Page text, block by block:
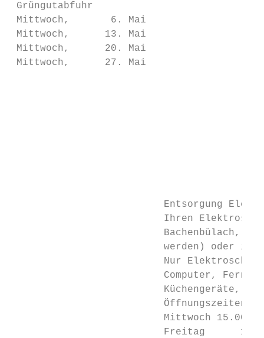
Grüngutabfuhr
Mittwoch,       6. Mai
Mittwoch,      13. Mai
Mittwoch,      20. Mai
Mittwoch,      27. Mai
Entsorgung
Ihren
Bachenbülach,
werden) oder in
Nur
Computer,
Küchengeräte,
                          Öffnungszeiten:
Mittwoch
Freitag